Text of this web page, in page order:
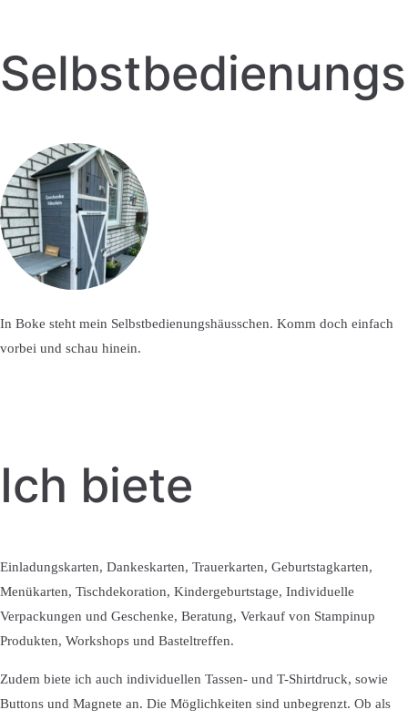
In Boke steht mein Selbstbedienungshäusschen. Komm doch einfach
vorbei und schau hinein.
Ich biete
Einladungskarten, Dankeskarten, Trauerkarten, Geburtstagkarten,
Menükarten, Tischdekoration, Kindergeburtstage, Individuelle
Verpackungen und Geschenke, Beratung, Verkauf von Stampinup
Produkten, Workshops und Basteltreffen.
Zudem biete ich auch individuellen Tassen- und T-Shirtdruck, sowie
Buttons und Magnete an. Die Möglichkeiten sind unbegrenzt. Ob als